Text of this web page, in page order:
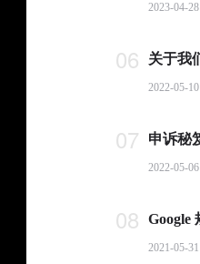
2023-04-28
06 关于我
2022-05-10
07
2022-05-06
08 Google
2021-05-31